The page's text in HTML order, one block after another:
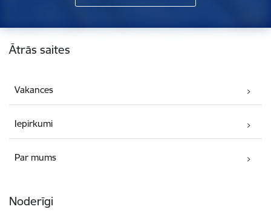
Kājene
Ātrās saites
Vakances
Iepirkumi
Par mums
Noderīgi